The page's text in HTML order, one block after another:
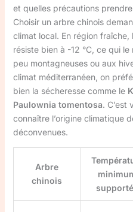
et quelles précautions prendre
Choisir un arbre chinois
climat local. En région fraîche,
résiste bien à -12 °C, ce qui
peu montagneuses ou aux
climat méditerranéen, on
bien la sécheresse comme le
Paulownia tomentosa. C’est
connaître l’origine climatique
déconvenues.
Arbre
chinois